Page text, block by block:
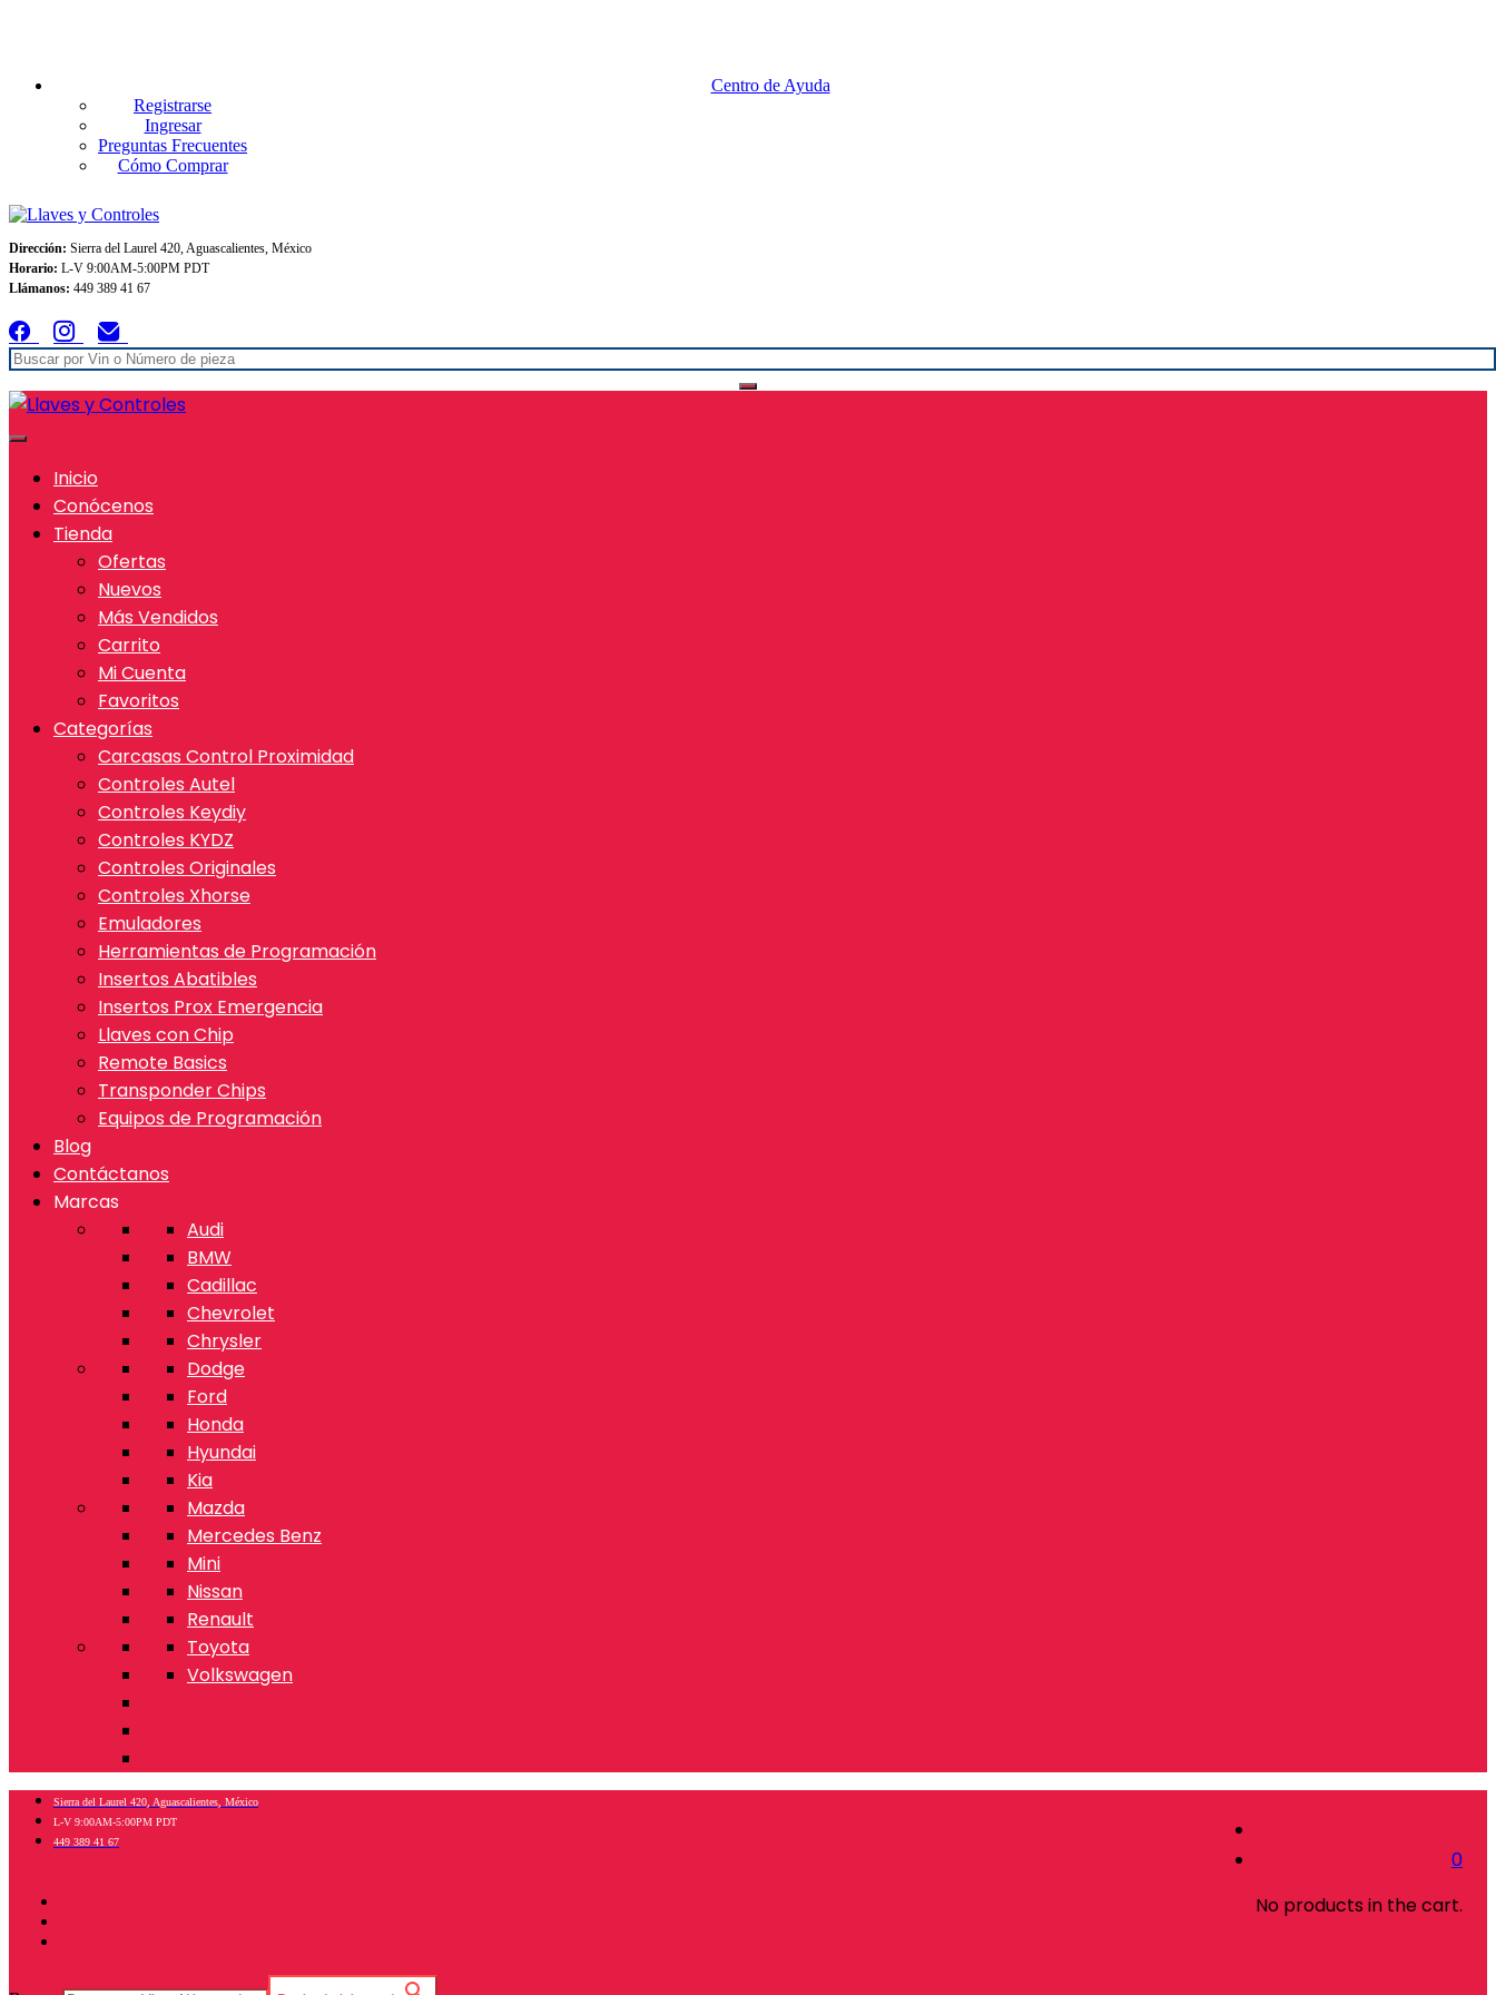
Centro de Ayuda
Registrarse
Ingresar
Preguntas Frecuentes
Cómo Comprar
Dirección: Sierra del Laurel 420, Aguascalientes, México
Horario: L-V 9:00AM-5:00PM PDT
Llámanos: 449 389 41 67
Inicio
Conócenos
Tienda
Ofertas
Nuevos
Más Vendidos
Carrito
Mi Cuenta
Favoritos
Categorías
Carcasas Control Proximidad
Controles Autel
Controles Keydiy
Controles KYDZ
Controles Originales
Controles Xhorse
Emuladores
Herramientas de Programación
Insertos Abatibles
Insertos Prox Emergencia
Llaves con Chip
Remote Basics
Transponder Chips
Equipos de Programación
Blog
Contáctanos
Marcas
Audi
BMW
Cadillac
Chevrolet
Chrysler
Dodge
Ford
Honda
Hyundai
Kia
Mazda
Mercedes Benz
Mini
Nissan
Renault
Toyota
Volkswagen
0
No products in the cart.
Sierra del Laurel 420, Aguascalientes, México
L-V 9:00AM-5:00PM PDT
449 389 41 67